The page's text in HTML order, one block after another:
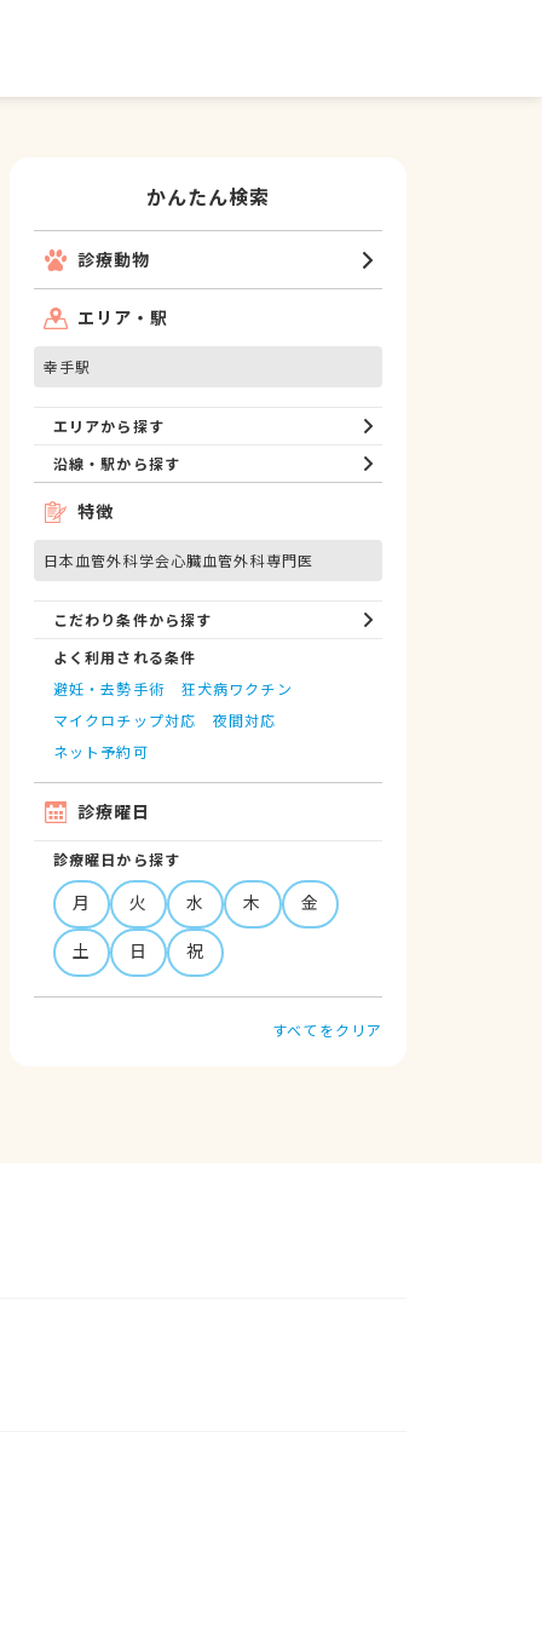
かんたん検索
診療動物
エリア・駅
幸手駅
エリアから探す
沿線・駅から探す
特徴
日本血管外科学会心臓血管外科専門医
こだわり条件から探す
よく利用される条件
避妊・去勢手術
狂犬病ワクチン
マイクロチップ対応
夜間対応
ネット予約可
診療曜日
診療曜日から探す
月 火 水 木
金
土
日 祝
すべてをクリア